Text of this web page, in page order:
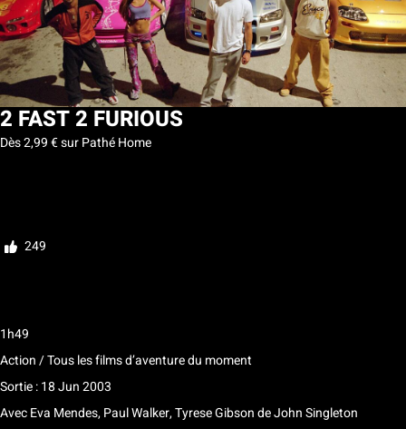
2 FAST 2 FURIOUS
Dès 2,99 € sur Pathé Home
249
1h49
Action / Tous les films d’aventure du moment
Sortie : 18 Jun 2003
AvecEva Mendes, Paul Walker, Tyrese GibsondeJohn Singleton